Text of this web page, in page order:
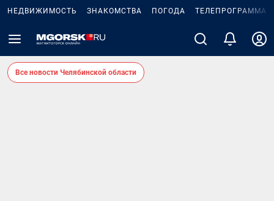
НЕДВИЖИМОСТЬ ЗНАКОМСТВА ПОГОДА ТЕЛЕПРОГРАММА
Все новости Челябинской области